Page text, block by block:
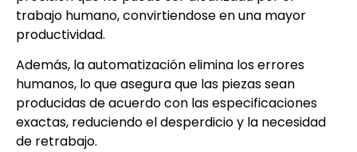
trabajo humano, convirtiendose en una mayor
productividad.
Además, la automatización elimina los errores
humanos, lo que asegura que las piezas sean
producidas de acuerdo con las especificaciones
exactas, reduciendo el desperdicio y la necesidad
de retrabajo.